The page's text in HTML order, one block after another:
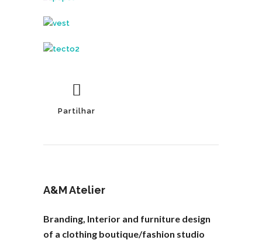
Partilhar
A&M Atelier
Branding, Interior and furniture design
of a clothing boutique/fashion studio